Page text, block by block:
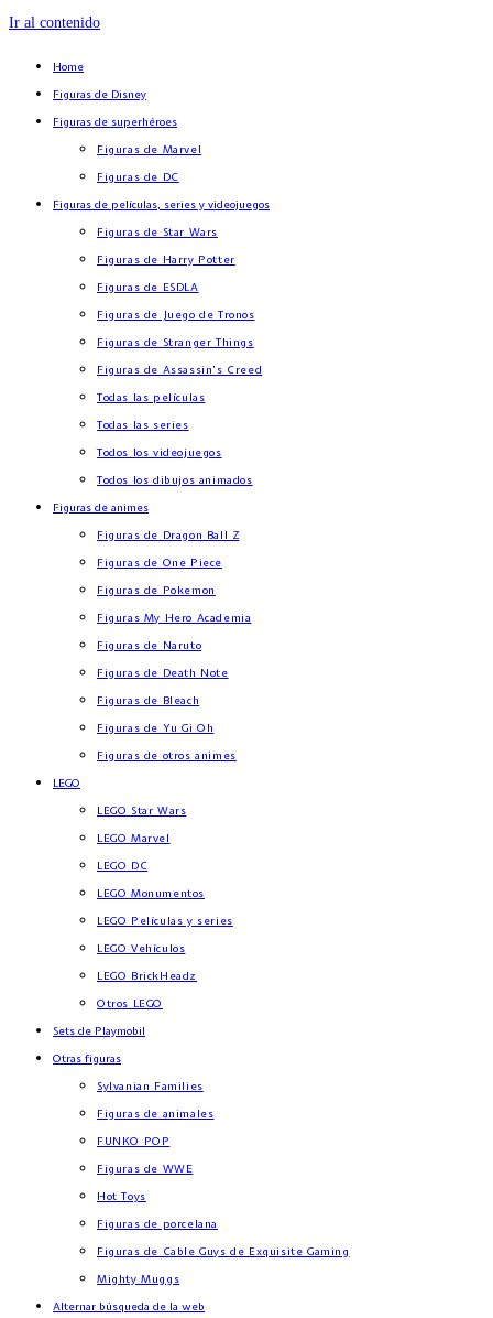
Ir al contenido
Home
Figuras de Disney
Figuras de superhéroes
Figuras de Marvel
Figuras de DC
Figuras de películas, series y videojuegos
Figuras de Star Wars
Figuras de Harry Potter
Figuras de ESDLA
Figuras de Juego de Tronos
Figuras de Stranger Things
Figuras de Assassin’s Creed
Todas las películas
Todas las series
Todos los videojuegos
Todos los dibujos animados
Figuras de animes
Figuras de Dragon Ball Z
Figuras de One Piece
Figuras de Pokemon
Figuras My Hero Academia
Figuras de Naruto
Figuras de Death Note
Figuras de Bleach
Figuras de Yu Gi Oh
Figuras de otros animes
LEGO
LEGO Star Wars
LEGO Marvel
LEGO DC
LEGO Monumentos
LEGO Películas y series
LEGO Vehículos
LEGO BrickHeadz
Otros LEGO
Sets de Playmobil
Otras figuras
Sylvanian Families
Figuras de animales
FUNKO POP
Figuras de WWE
Hot Toys
Figuras de porcelana
Figuras de Cable Guys de Exquisite Gaming
Mighty Muggs
Alternar búsqueda de la web